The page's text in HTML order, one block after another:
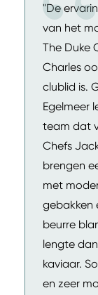
"De
van het
The Duke
Charles
clublid is.
Egelmeer
team dat
Chefs
brengen
met
gebakken
beurre
lengte
kaviaar.
en zeer